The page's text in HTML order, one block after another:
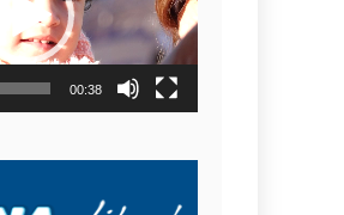
00:38